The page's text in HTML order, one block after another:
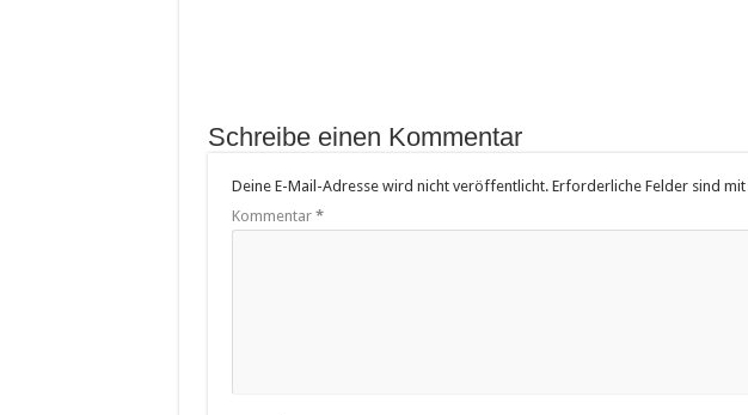
Schreibe einen Kommentar
Deine E-Mail-Adresse wird nicht veröffentlicht. Erforderliche Felder sind mit
Kommentar *